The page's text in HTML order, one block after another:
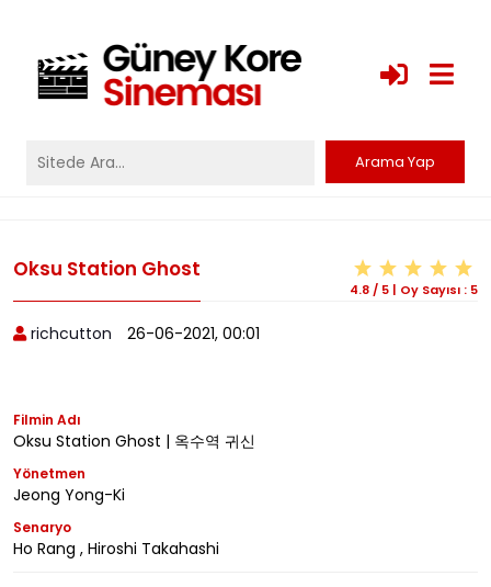
Oksu Station Ghost
4.8 / 5 | Oy Sayısı : 5
richcutton 26-06-2021, 00:01
Filmin Adı
Oksu Station Ghost | 옥수역 귀신
Yönetmen
Jeong Yong-Ki
Senaryo
Ho Rang , Hiroshi Takahashi